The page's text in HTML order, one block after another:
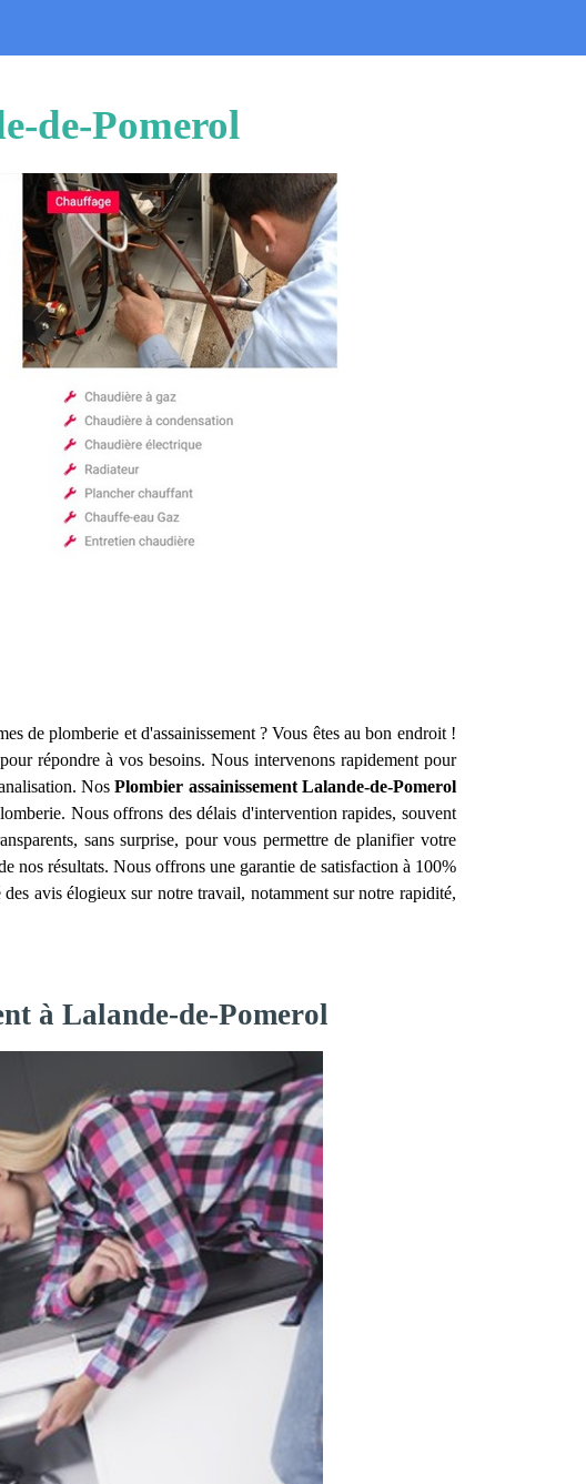
de-Pomerol
de plomberie et d'assainissement ? Vous êtes au bon endroit !
répondre à vos besoins. Nous intervenons rapidement pour
NosPlombier assainissement Lalande-de-Pomerol
Nous offrons des délais d'intervention rapides, souvent
sans surprise, pour vous permettre de planifier votre
nos résultats. Nous offrons une garantie de satisfaction à 100%
avis élogieux sur notre travail, notamment sur notre rapidité,
à Lalande-de-Pomerol